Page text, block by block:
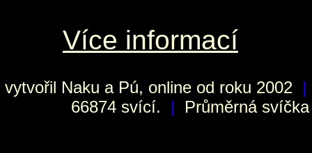
Více informací
vytvořil Naku a Pú, online od roku 2002 |
66874 svící.
| Průměrná